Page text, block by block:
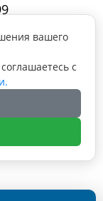
вашего
с